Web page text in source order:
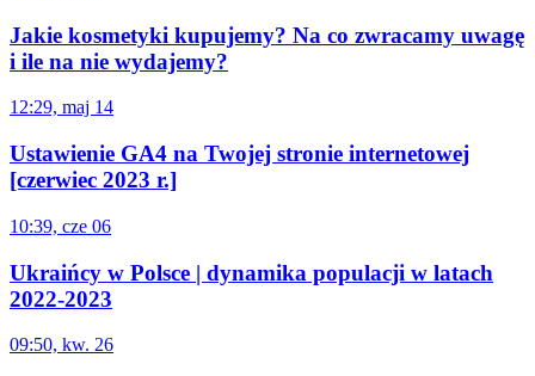
Jakie kosmetyki kupujemy? Na co zwracamy uwagę
i ile na nie wydajemy?
12:29, maj 14
Ustawienie GA4 na Twojej stronie internetowej
[czerwiec 2023 r.]
10:39, cze 06
Ukraińcy w Polsce | dynamika populacji w latach
2022-2023
09:50, kw. 26